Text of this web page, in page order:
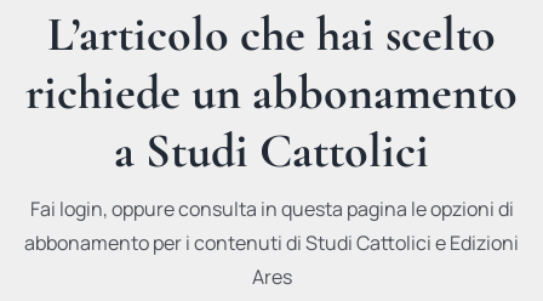
Promozioni
Newsletter
EDITORIALI
IN QUESTO NUMERO
RECENSIONI
L’articolo che hai scelto
richiede un abbonamento
a Studi Cattolici
Fai login, oppure consulta in questa pagina le opzioni di
abbonamento per i contenuti di Studi Cattolici e Edizioni
Ares